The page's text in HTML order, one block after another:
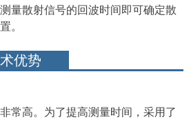
量散射信号的回波时间即可确定散
。
优势
常高。为了提高测量时间，采用了